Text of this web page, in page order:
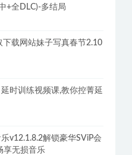
+全DLC)-多结局
下载网站妹子写真春节2.10
时训练视频课,教你控菁延
v12.1.8.2解锁豪华SViP会
享无损音乐